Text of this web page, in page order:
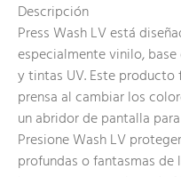
Descripción
Press Wash LV está
especialmente vinilo,
y tintas UV. Este
prensa al cambiar los
un abridor de pantalla
Presione Wash LV
profundas o fantasmas de